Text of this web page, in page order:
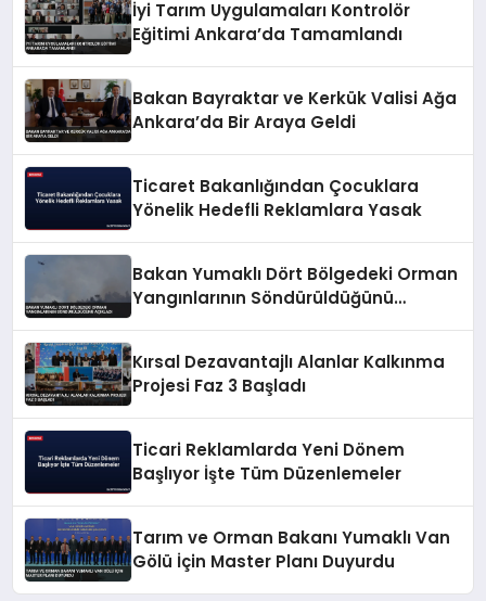
İyi Tarım Uygulamaları Kontrolör
Eğitimi Ankara’da Tamamlandı
Bakan Bayraktar ve Kerkük Valisi Ağa
Ankara’da Bir Araya Geldi
Ticaret Bakanlığından Çocuklara
Yönelik Hedefli Reklamlara Yasak
Bakan Yumaklı Dört Bölgedeki Orman
Yangınlarının Söndürüldüğünü
Kırsal Dezavantajlı Alanlar Kalkınma
Projesi Faz 3 Başladı
Ticari Reklamlarda Yeni Dönem
Başlıyor İşte Tüm Düzenlemeler
Tarım ve Orman Bakanı Yumaklı Van
Gölü İçin Master Planı Duyurdu